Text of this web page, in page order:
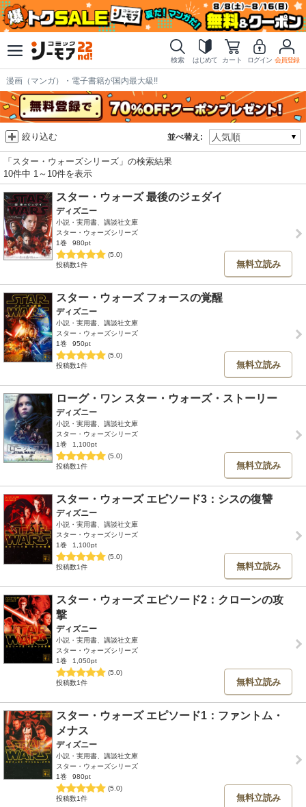
検索 はじめて カート ログイン 会員登録
漫画（マンガ）・電子書籍が国内最大級!!
並べ替え:
絞り込む
「スター・ウォーズシリーズ」の検索結果
10件中 1～10件を表示
スター・ウォーズ 最後のジェダイ
ディズニー
小説・実用書、講談社文庫
スター・ウォーズシリーズ
1巻
980pt
(5.0)
投稿数1件
無料立読み
スター・ウォーズ フォースの覚醒
ディズニー
小説・実用書、講談社文庫
スター・ウォーズシリーズ
1巻
950pt
(5.0)
投稿数1件
無料立読み
ローグ・ワン スター・ウォーズ・ストーリー
ディズニー
小説・実用書、講談社文庫
スター・ウォーズシリーズ
1巻
1,100pt
(5.0)
投稿数1件
無料立読み
スター・ウォーズ エピソード3：シスの復讐
ディズニー
小説・実用書、講談社文庫
スター・ウォーズシリーズ
1巻
1,100pt
(5.0)
投稿数1件
無料立読み
スター・ウォーズ エピソード2：クローンの攻
撃
ディズニー
小説・実用書、講談社文庫
スター・ウォーズシリーズ
1巻
1,050pt
(5.0)
投稿数1件
無料立読み
スター・ウォーズ エピソード1：ファントム・
メナス
ディズニー
小説・実用書、講談社文庫
スター・ウォーズシリーズ
1巻
980pt
(5.0)
投稿数1件
無料立読み